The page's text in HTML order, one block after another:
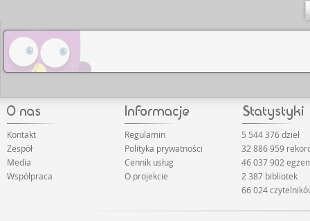
Kontakt
Zespół
Media
Współpraca
Regulamin
Polityka prywatności
Cennik usług
O projekcie
5 544 376 dzieł
32 886 959
46 037 902
2 387 bibliotek
66 024